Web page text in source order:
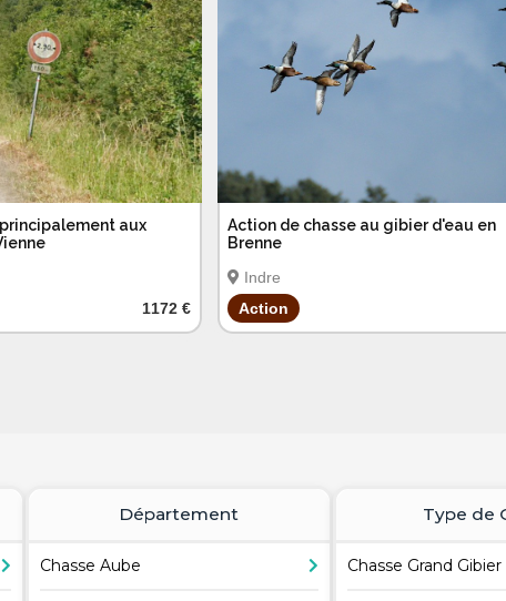
aux
1172 €
Action de chasse au gibier d'eau en
Brenne
Indre
Action
Département
Chasse Aube
Type de
Chasse Grand Gibier